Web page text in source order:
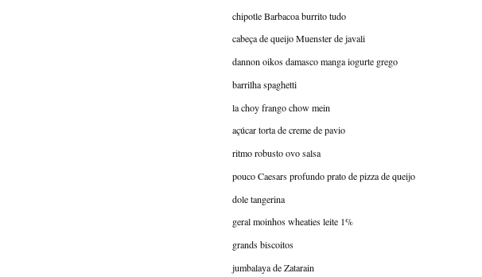
chipotle Barbacoa burrito tudo
cabeça de queijo Muenster de javali
dannon oikos damasco manga iogurte grego
barrilha spaghetti
la choy frango chow mein
açúcar torta de creme de pavio
ritmo robusto ovo salsa
pouco Caesars profundo prato de pizza de queijo
dole tangerina
geral moinhos wheaties leite 1%
grands biscoitos
jumbalaya de Zatarain